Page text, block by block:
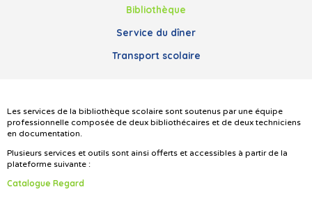
Bibliothèque
Service du dîner
Transport scolaire
Les services de la bibliothèque scolaire sont soutenus par une équipe
professionnelle composée de deux bibliothécaires et de deux techniciens
en documentation.
Plusieurs services et outils sont ainsi offerts et accessibles à partir de la
plateforme suivante :
Catalogue Regard